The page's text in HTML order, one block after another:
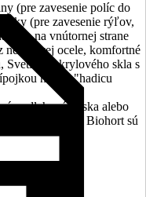
(pre zavesenie políc do
(pre zavesenie rýľov,
na vnútornej strane
ocele, komfortné
Svetlík z akrylového skla s
na 5/4 "hadicu
podlahová doska alebo
skrutkách Biohort sú